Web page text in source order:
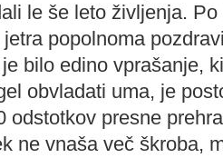
le še leto življenja.
popolnoma
bilo edino vprašanje,
obvladati uma, je
odstotkov presne
ne vnaša več škroba,